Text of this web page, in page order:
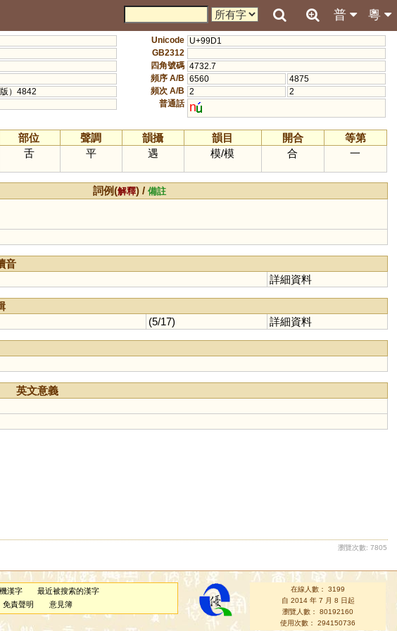
粵
普
）4842
Unicode U+99D1
GB2312
四角號碼 4732.7
頻序 A/B 6560
4875
頻次 A/B 2
2
普通話 n
部位 聲調 韻攝 韻目 開合
等第
舌 平 遇 模/模 合 一
詞例(解釋) /備註
音
詳細資料
(5/17) 詳細資料
英文意義
瀏覽次數: 7805
漢字
最近被搜索的漢字
免責聲明 意見簿
在線人數： 3199
自 2014 年 7 月 8 日起
瀏覽人數： 80192160
使用次數： 294150736